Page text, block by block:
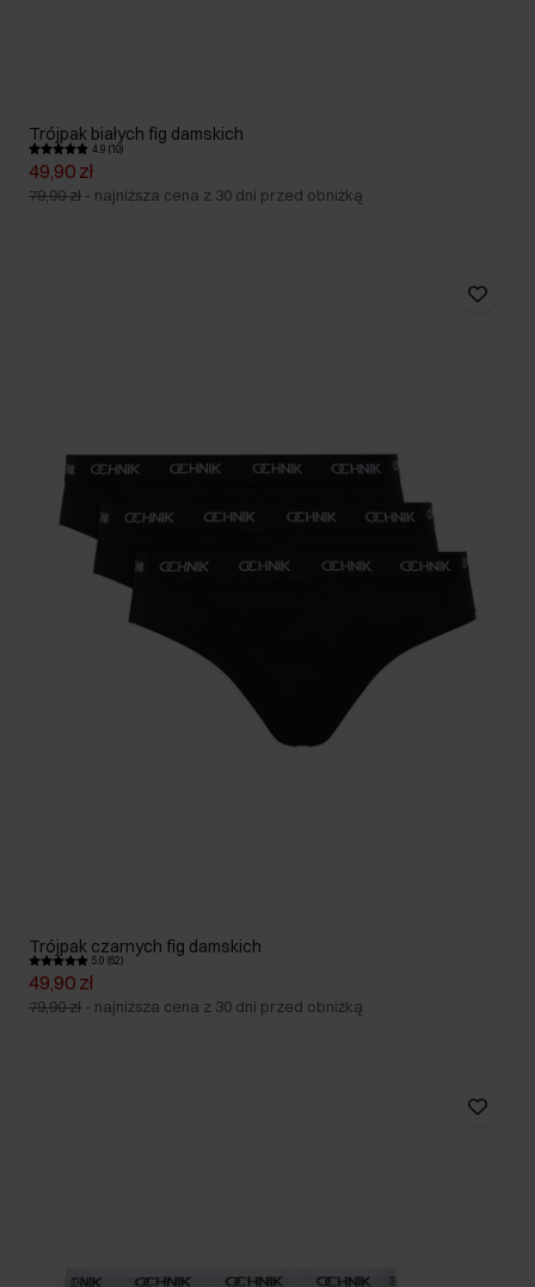
Trójpak białych fig damskich
4.9 (10)
49,90 zł
79,90 zł - najniższa cena z 30 dni przed obniżką
Trójpak czarnych fig damskich
5.0 (62)
49,90 zł
79,90 zł - najniższa cena z 30 dni przed obniżką